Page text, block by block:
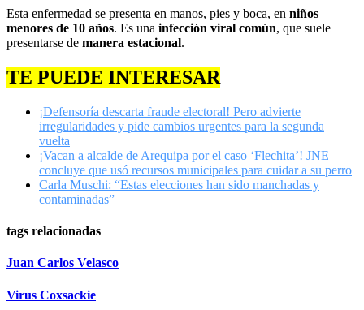
Esta enfermedad se presenta en manos, pies y boca, en niños
menores de 10 años. Es una infección viral común, que suele
presentarse de manera estacional.
TE PUEDE INTERESAR
¡Defensoría descarta fraude electoral! Pero advierte
irregularidades y pide cambios urgentes para la segunda
vuelta
¡Vacan a alcalde de Arequipa por el caso ‘Flechita’! JNE
concluye que usó recursos municipales para cuidar a su perro
Carla Muschi: “Estas elecciones han sido manchadas y
contaminadas”
tags relacionadas
Juan Carlos Velasco
Virus Coxsackie